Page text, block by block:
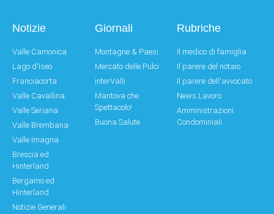
Notizie
Valle Camonica
Lago d'Iseo
Franciacorta
Valle Cavallina
Valle Seriana
Valle Brembana
Valle Imagna
Brescia ed
Hinterland
Bergamo ed
Hinterland
Notizie Generali
Giornali
Montagne & Paesi
Mercato delle Pulci
interValli
Mantova che
Spettacolo!
Buona Salute
Rubriche
Il medico di famiglia
Il parere del notaio
Il parere dell'avvocato
News Lavoro
Amministrazioni
Condominiali